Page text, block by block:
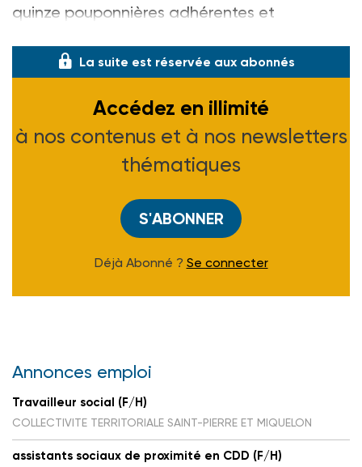
quinze pouponnières adhérentes et
La suite est réservée aux abonnés
Accédez en illimité
à nos contenus et à nos newsletters
thématiques
S'ABONNER
Déjà Abonné ? Se connecter
Annonces emploi
Travailleur social (F/H)
COLLECTIVITE TERRITORIALE SAINT-PIERRE ET MIQUELON
assistants sociaux de proximité en CDD (F/H)